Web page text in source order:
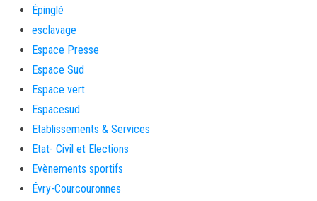
Épinglé
esclavage
Espace Presse
Espace Sud
Espace vert
Espacesud
Etablissements & Services
Etat- Civil et Elections
Evènements sportifs
Évry-Courcouronnes